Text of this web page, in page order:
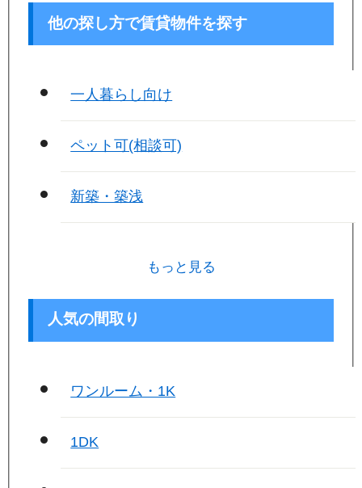
他の探し方で賃貸物件を探す
一人暮らし向け
ペット可(相談可)
新築・築浅
もっと見る
人気の間取り
ワンルーム・1K
1DK